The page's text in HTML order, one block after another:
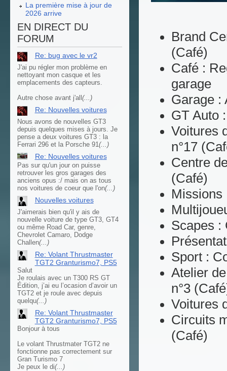
La première mise à jour de
2026 arrive
EN DIRECT DU
FORUM
Re: bug avec le vr2
J'ai pu régler mon problème en
nettoyant mon casque et les
emplacements des capteurs.
Autre chose avant j'all (...)
Re: Nouvelles voitures
Nous avons de nouvelles GT3
depuis quelques mises à jours. Je
pense a deux voitures GT3 : la
Ferrari 296 et la Porsche 91(...)
Re: Nouvelles voitures
Pas sur qu'un jour on puisse
retrouver les gros garages des
anciens opus :/ mais on as tous
nos voitures de coeur que l'on(...)
Nouvelles voitures
J'aimerais bien qu'il y ais de
nouvelle voiture de type GT3, GT4
ou même Road Car, genre,
Chevrolet Camaro, Dodge
Challen(...)
Re: Volant Thrustmaster
TGT2 Granturismo7, PS5
Salut
Je roulais avec un T300 RS GT
Édition, j’ai eu l’ocasion d’avoir un
TGT2 et je roule avec depuis
quelqu(...)
Re: Volant Thrustmaster
TGT2 Granturismo7, PS5
Bonjour à tous
Le volant Thrustmater TGT2 ne
fonctionne pas correctement sur
Gran Turismo 7
Je peux le di(...)
Brand
(Café)
Café :
garage
Garage :
GT Auto
Voitures
n°17
Centre
(Café)
Missions
Scapes :
Sport :
Atelier
n°3
Voitures
Circuits
(Café)